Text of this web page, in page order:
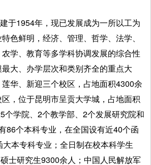
于1954年，现已发展成为一所以工为
色鲜明，经济、管理、哲学、法学、
学、教育等多学科协调发展的综合性
大、办学层次和类别齐全的重点大
华、新迎三个校区，占地面积4300余
，位于昆明市呈贡大学城，占地面积
个学院、2个教学部、2个发展研究院和
86个本科专业，在全国设有近40个函
本专科专业；全日制在校本科学生
士研究生9300余人；中国人民解放军